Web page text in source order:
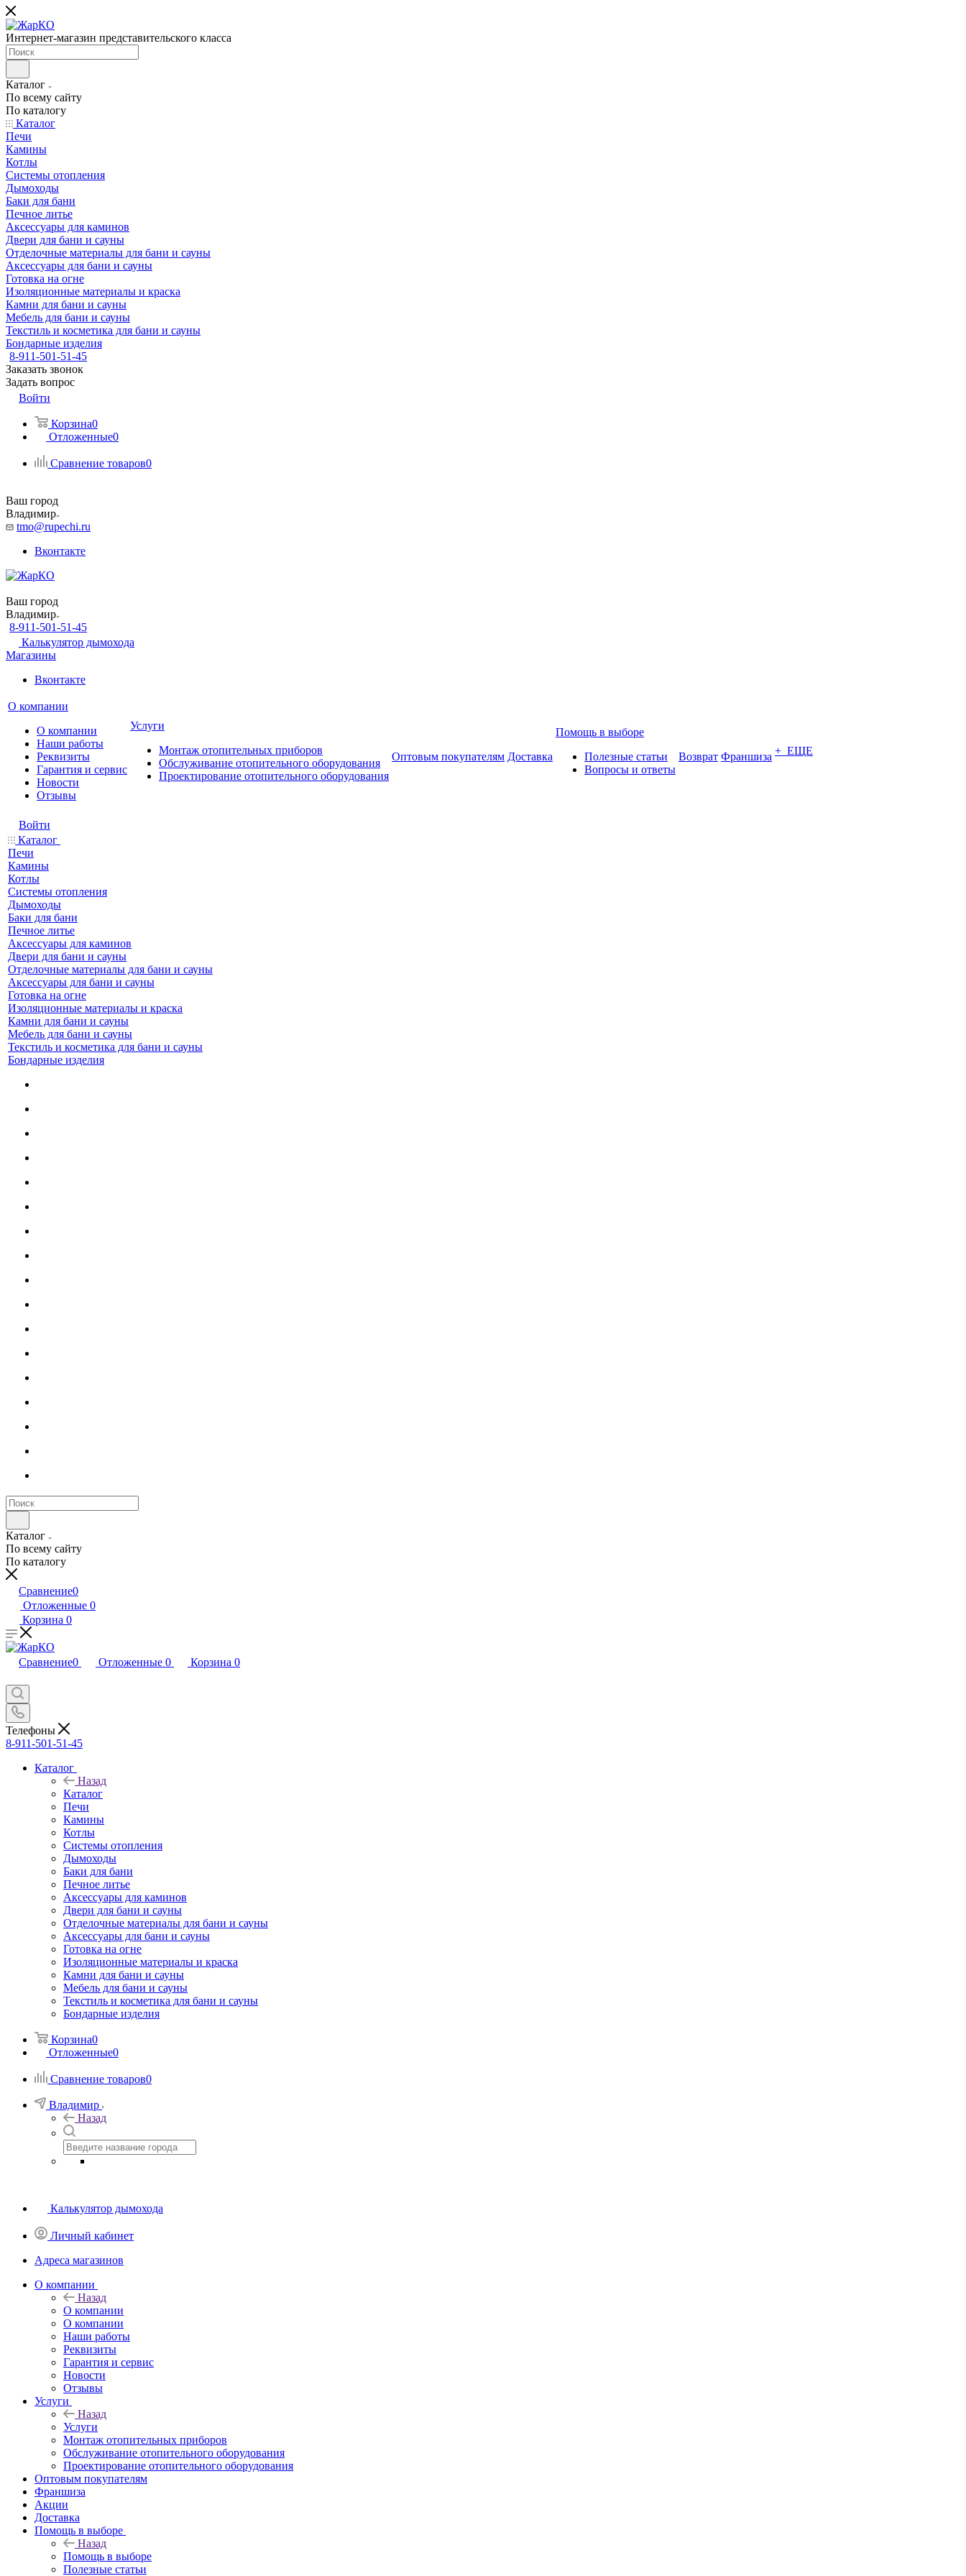
Интернет-магазин представительского класса
Каталог
По всему сайту
По каталогу
Каталог
Печи
Камины
Котлы
Системы отопления
Дымоходы
Баки для бани
Печное литье
Аксессуары для каминов
Двери для бани и сауны
Отделочные материалы для бани и сауны
Аксессуары для бани и сауны
Готовка на огне
Изоляционные материалы и краска
Камни для бани и сауны
Мебель для бани и сауны
Текстиль и косметика для бани и сауны
Бондарные изделия
8-911-501-51-45
Заказать звонок
Задать вопрос
Войти
Корзина0
Отложенные0
Сравнение товаров0
Ваш город
Владимир
tmo@rupechi.ru
Вконтакте
Ваш город
Владимир
8-911-501-51-45
Калькулятор дымохода
Магазины
Вконтакте
О компании
О компании
Наши работы
Реквизиты
Гарантия и сервис
Новости
Отзывы
Услуги
Монтаж отопительных приборов
Обслуживание отопительного оборудования
Проектирование отопительного оборудования
Оптовым покупателям Доставка
Помощь в выборе
Полезные статьи
Вопросы и ответы
Возврат Франшиза + ЕЩЕ
Войти
Каталог
Печи
Камины
Котлы
Системы отопления
Дымоходы
Баки для бани
Печное литье
Аксессуары для каминов
Двери для бани и сауны
Отделочные материалы для бани и сауны
Аксессуары для бани и сауны
Готовка на огне
Изоляционные материалы и краска
Камни для бани и сауны
Мебель для бани и сауны
Текстиль и косметика для бани и сауны
Бондарные изделия
Каталог
По всему сайту
По каталогу
Сравнение0
Отложенные 0
Корзина 0
Сравнение0 Отложенные 0 Корзина 0
Телефоны
8-911-501-51-45
Каталог
Назад
Каталог
Печи
Камины
Котлы
Системы отопления
Дымоходы
Баки для бани
Печное литье
Аксессуары для каминов
Двери для бани и сауны
Отделочные материалы для бани и сауны
Аксессуары для бани и сауны
Готовка на огне
Изоляционные материалы и краска
Камни для бани и сауны
Мебель для бани и сауны
Текстиль и косметика для бани и сауны
Бондарные изделия
Корзина0
Отложенные0
Сравнение товаров0
Владимир
Назад
Калькулятор дымохода
Личный кабинет
Адреса магазинов
O компании
Назад
O компании
О компании
Наши работы
Реквизиты
Гарантия и сервис
Новости
Отзывы
Услуги
Назад
Услуги
Монтаж отопительных приборов
Обслуживание отопительного оборудования
Проектирование отопительного оборудования
Оптовым покупателям
Франшиза
Акции
Доставка
Помощь в выборе
Назад
Помощь в выборе
Полезные статьи